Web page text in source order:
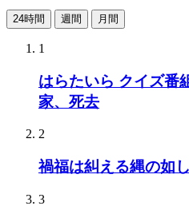
24時間 週間 月間
1
はらたいら クイズ番
家、死去
2
禍福は糾える縄の如し
3